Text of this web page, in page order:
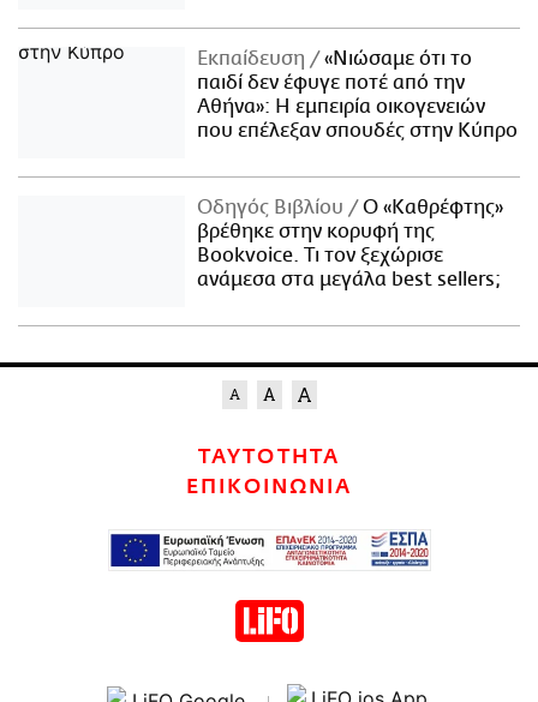
Εκπαίδευση
«Νιώσαμε ότι το
παιδί δεν έφυγε ποτέ από την
Αθήνα»: Η εμπειρία οικογενειών
που επέλεξαν σπουδές στην Κύπρο
Οδηγός Βιβλίου
Ο «Καθρέφτης»
βρέθηκε στην κορυφή της
Bookvoice. Τι τον ξεχώρισε
ανάμεσα στα μεγάλα best sellers;
ΤΑΥΤΟΤΗΤΑ
ΕΠΙΚΟΙΝΩΝΙΑ